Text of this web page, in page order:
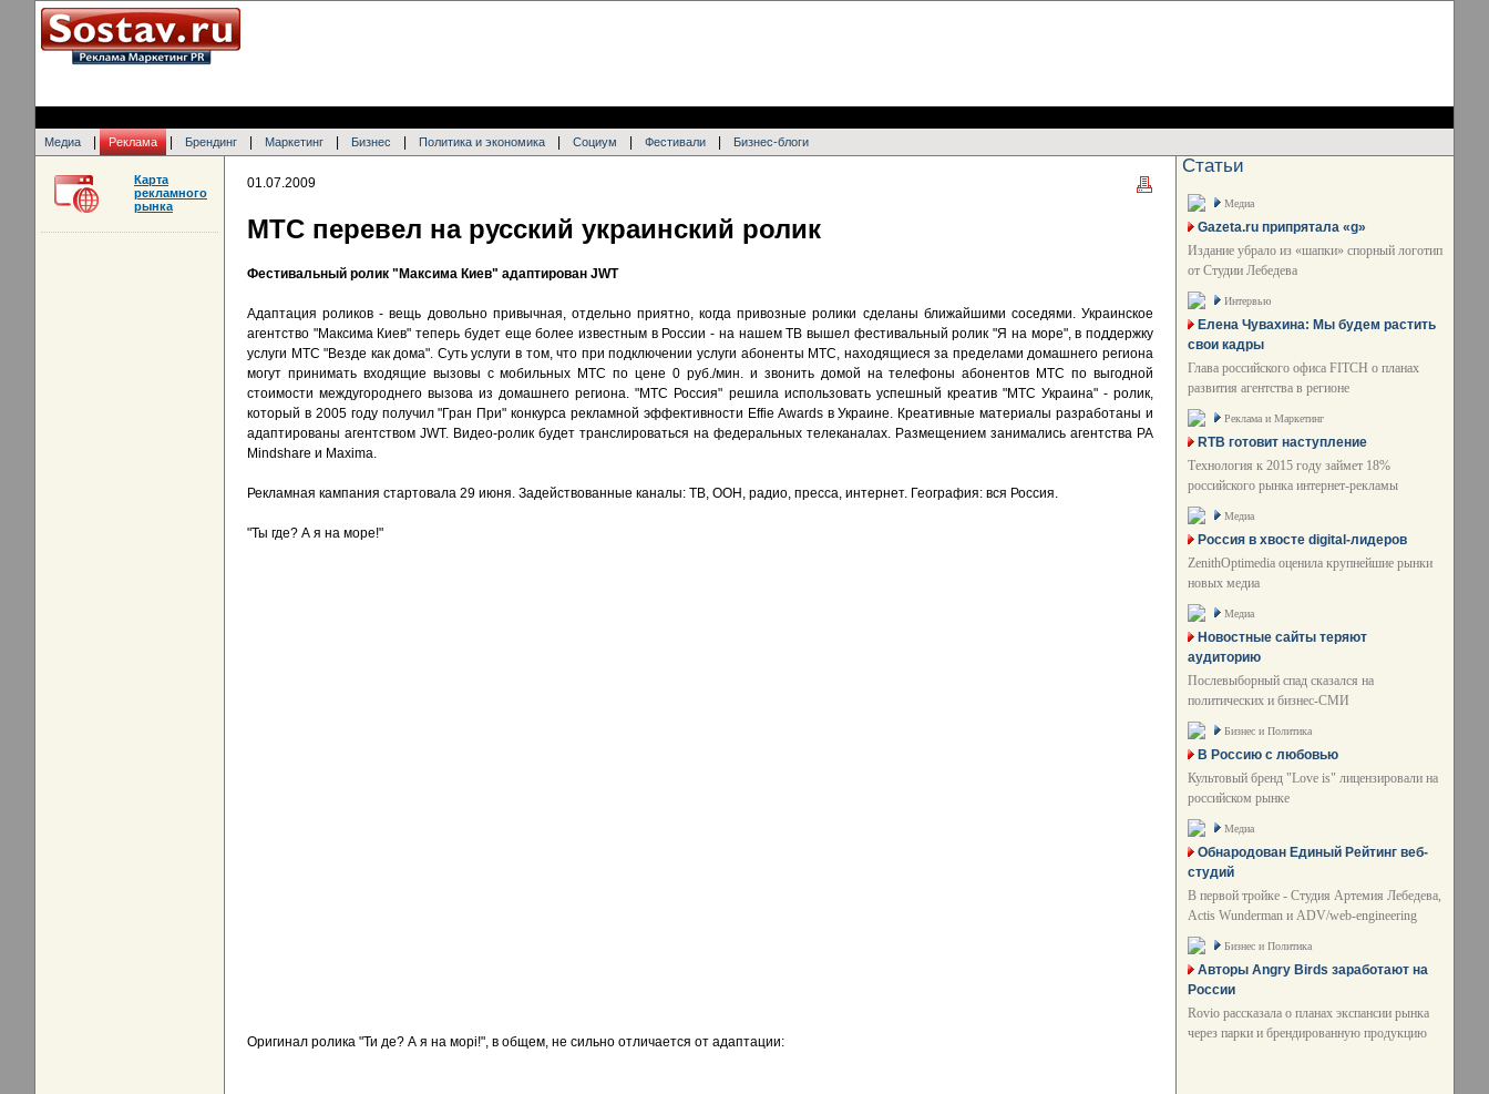
Медиа Реклама Брендинг Маркетинг Бизнес Политика и экономика Социум Фестивали Бизнес-блоги
01.07.2009
МТС перевел на русский украинский ролик
Фестивальный ролик "Максима Киев" адаптирован JWT
Адаптация роликов - вещь довольно привычная, отдельно приятно, когда привозные ролики сделаны ближайшими соседями. Украинское
агентство "Максима Киев" теперь будет еще более известным в России - на нашем ТВ вышел фестивальный ролик "Я на море", в поддержку
услуги МТС "Везде как дома". Суть услуги в том, что при подключении услуги абоненты МТС, находящиеся за пределами домашнего региона
могут принимать входящие вызовы с мобильных МТС по цене 0 руб./мин. и звонить домой на телефоны абонентов МТС по выгодной
стоимости междугороднего вызова из домашнего региона. "МТС Россия" решила использовать успешный креатив "МТС Украина" - ролик,
который в 2005 году получил "Гран При" конкурса рекламной эффективности Effie Awards в Украине. Креативные материалы разработаны и
адаптированы агентством JWT. Видео-ролик будет транслироваться на федеральных телеканалах. Размещением занимались агентства РА
Mindshare и Maxima.
Рекламная кампания стартовала 29 июня. Задействованные каналы: ТВ, OOH, радио, пресса, интернет. География: вся Россия.
"Ты где? А я на море!"
Оригинал ролика "Ти де? А я на морi!", в общем, не сильно отличается от адаптации:
Карта
рекламного
рынка
Статьи
Медиа
Gazeta.ru припрятала «g»
Издание убрало из «шапки» спорный логотип
от Студии Лебедева
Интервью
Елена Чувахина: Мы будем растить
свои кадры
Глава российского офиса FITCH о планах
развития агентства в регионе
Реклама и Маркетинг
RTB готовит наступление
Технология к 2015 году займет 18%
российского рынка интернет-рекламы
Медиа
Россия в хвосте digital-лидеров
ZenithOptimedia оценила крупнейшие рынки
новых медиа
Медиа
Новостные сайты теряют
аудиторию
Послевыборный спад сказался на
политических и бизнес-СМИ
Бизнес и Политика
В Россию с любовью
Культовый бренд "Love is" лицензировали на
российском рынке
Медиа
Обнародован Единый Рейтинг веб-
студий
В первой тройке - Студия Артемия Лебедева,
Actis Wunderman и ADV/web-engineering
Бизнес и Политика
Авторы Angry Birds заработают на
России
Rovio рассказала о планах экспансии рынка
через парки и брендированную продукцию